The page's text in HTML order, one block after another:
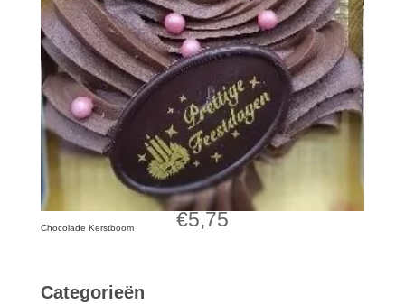
Chocolade Kerstboom €5,75
Categorieën